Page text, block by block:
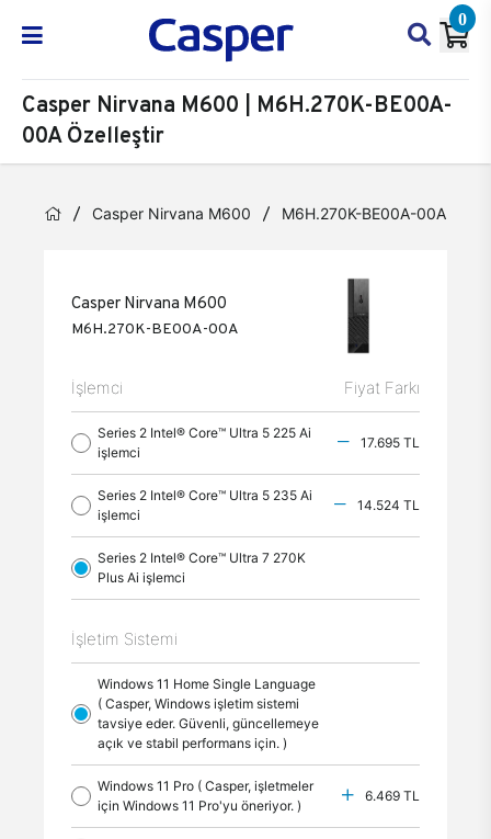
0
Casper Nirvana M600 | M6H.270K-BE00A-
00A Özelleştir
Casper Nirvana M600 M6H.270K-BE00A-00A
Casper Nirvana M600
M6H.270K-BE00A-00A
İşlemci Fiyat Farkı
Series 2 Intel® Core™ Ultra 5 225 Ai
işlemci
17.695 TL
Series 2 Intel® Core™ Ultra 5 235 Ai
işlemci
14.524 TL
Series 2 Intel® Core™ Ultra 7 270K
Plus Ai işlemci
İşletim Sistemi
Windows 11 Home Single Language
( Casper, Windows işletim sistemi
tavsiye eder. Güvenli, güncellemeye
açık ve stabil performans için. )
Windows 11 Pro ( Casper, işletmeler
için Windows 11 Pro'yu öneriyor. )
6.469 TL